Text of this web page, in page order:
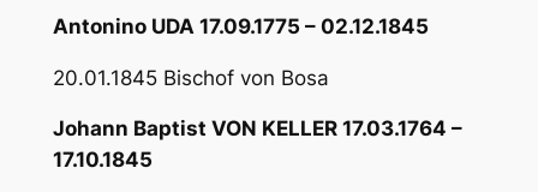
Antonino UDA 17.09.1775 – 02.12.1845
20.01.1845 Bischof von Bosa
Johann Baptist VON KELLER 17.03.1764 –
17.10.1845